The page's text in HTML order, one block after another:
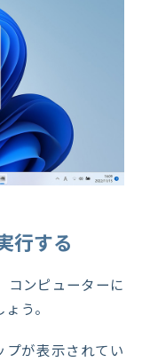
行する
コンピューターに
う。
が表示されてい